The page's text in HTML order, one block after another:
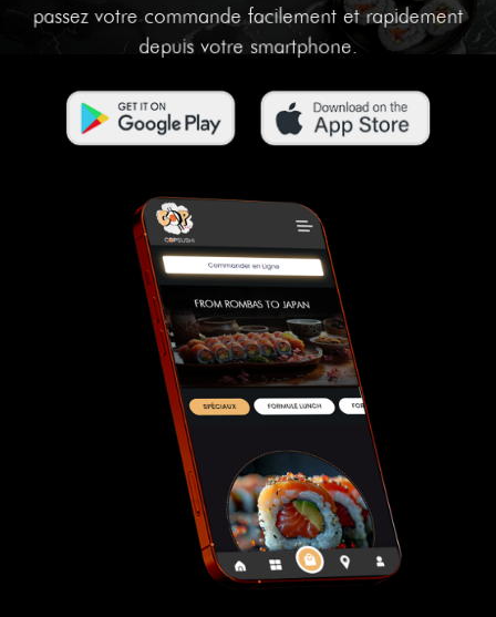
passez votre commande facilement et rapidement
depuis votre smartphone.